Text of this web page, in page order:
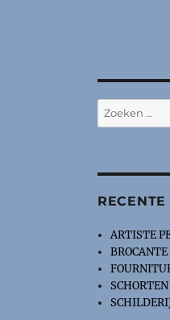
Zoeken
naar:
ARTISTE
BROCANTE
SCHORTEN